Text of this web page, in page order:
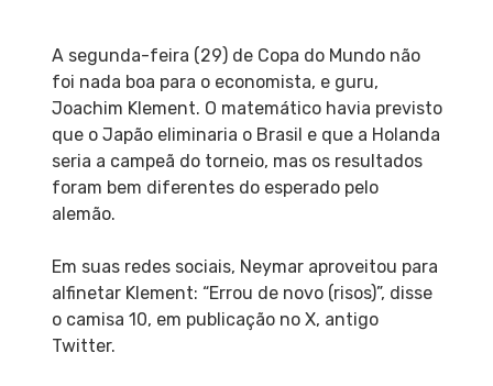
A segunda-feira (29) de Copa do Mundo não
foi nada boa para o economista, e guru,
Joachim Klement. O matemático havia previsto
que o Japão eliminaria o Brasil e que a Holanda
seria a campeã do torneio, mas os resultados
foram bem diferentes do esperado pelo
alemão.
Em suas redes sociais, Neymar aproveitou para
alfinetar Klement: “Errou de novo (risos)”, disse
o camisa 10, em publicação no X, antigo
Twitter.